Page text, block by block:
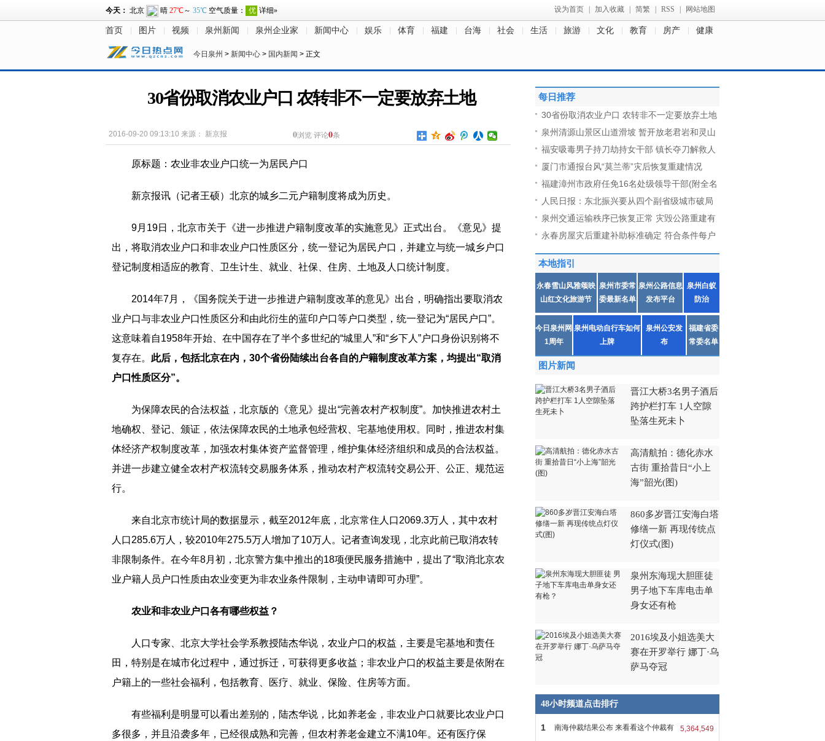
设为首页 加入收藏 简繁 RSS 网站地图
首页 图片 视频 泉州新闻 泉州企业家 新闻中心 娱乐 体育 福建 台海 社会 生活 旅游 文化 教育 房产 健康
今日泉州 > 新闻中心 > 国内新闻 > 正文
30省份取消农业户口 农转非不一定要放弃土地
2016-09-20 09:13:10 来源： 新京报 0浏览 评论0条
原标题：农业非农业户口统一为居民户口
新京报讯（记者王硕）北京的城乡二元户籍制度将成为历史。
9月19日，北京市关于《进一步推进户籍制度改革的实施意见》正式出台。《意见》提
出，将取消农业户口和非农业户口性质区分，统一登记为居民户口，并建立与统一城乡户口
登记制度相适应的教育、卫生计生、就业、社保、住房、土地及人口统计制度。
2014年7月，《国务院关于进一步推进户籍制度改革的意见》出台，明确指出要取消农
业户口与非农业户口性质区分和由此衍生的蓝印户口等户口类型，统一登记为“居民户口”。
这意味着自1958年开始、在中国存在了半个多世纪的“城里人”和“乡下人”户口身份识别将不
复存在。 此后，包括北京在内，30个省份陆续出台各自的户籍制度改革方案，均提出“取消
户口性质区分”。
为保障农民的合法权益，北京版的《意见》提出“完善农村产权制度”。加快推进农村土
地确权、登记、颁证，依法保障农民的土地承包经营权、宅基地使用权。同时，推进农村集
体经济产权制度改革，加强农村集体资产监督管理，维护集体经济组织和成员的合法权益。
并进一步建立健全农村产权流转交易服务体系，推动农村产权流转交易公开、公正、规范运
行。
来自北京市统计局的数据显示，截至2012年底，北京常住人口2069.3万人，其中农村
人口285.6万人，较2010年275.5万人增加了10万人。记者查询发现，北京此前已取消农转
非限制条件。在今年8月初，北京警方集中推出的18项便民服务措施中，提出了“取消北京农
业户籍人员户口性质由农业变更为非农业条件限制，主动申请即可办理”。
农业和非农业户口各有哪些权益？
人口专家、北京大学社会学系教授陆杰华说，农业户口的权益，主要是宅基地和责任
田，特别是在城市化过程中，通过拆迁，可获得更多收益；非农业户口的权益主要是依附在
户籍上的一些社会福利，包括教育、医疗、就业、保险、住房等方面。
有些福利是明显可以看出差别的，陆杰华说，比如养老金，非农业户口就要比农业户口
多很多，并且沿袭多年，已经很成熟和完善，但农村养老金建立不满10年。还有医疗保
每日推荐
30省份取消农业户口 农转非不一定要放弃土地
泉州清源山景区山道滑坡 暂开放老君岩和灵山
福安吸毒男子持刀劫持女干部 镇长夺刀解救人
厦门市通报台风“莫兰蒂”灾后恢复重建情况
福建漳州市政府任免16名处级领导干部(附全名
人民日报：东北振兴要从四个副省级城市破局
泉州交通运输秩序已恢复正常 灾毁公路重建有
永春房屋灾后重建补助标准确定 符合条件每户
本地指引
永春雪山风雅颂映
山红文化旅游节
泉州市委常
委最新名单
泉州公路信息
发布平台
泉州白蚁
防治
今日泉州网
1周年
泉州电动自行车如何
上牌
泉州公安发
布
福建省委
常委名单
图片新闻
晋江大桥3名男子酒后
跨护栏打车 1人空隙
坠落生死未卜
高清航拍：德化赤水
古街 重拾昔日“小上
海”韶光(图)
860多岁晋江安海白塔
修缮一新 再现传统点
灯仪式(图)
泉州东海现大胆匪徒
男子地下车库电击单
身女还有枪
2016埃及小姐选美大
赛在开罗举行 娜丁·乌
萨马夺冠
48小时频道点击排行
5,364,549
1 南海仲裁结果公布 来看看这个仲裁有